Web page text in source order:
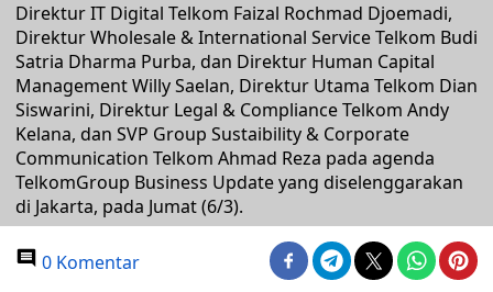
Direktur IT Digital Telkom Faizal Rochmad Djoemadi,
Direktur Wholesale & International Service Telkom Budi
Satria Dharma Purba, dan Direktur Human Capital
Management Willy Saelan, Direktur Utama Telkom Dian
Siswarini, Direktur Legal & Compliance Telkom Andy
Kelana, dan SVP Group Sustaibility & Corporate
Communication Telkom Ahmad Reza pada agenda
TelkomGroup Business Update yang diselenggarakan
di Jakarta, pada Jumat (6/3).
0 Komentar